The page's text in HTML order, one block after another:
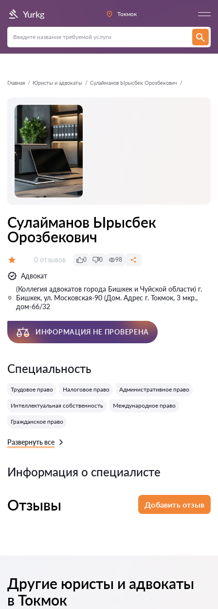
Yurkg Токмок
Главная Юристы и адвокаты Сулайманов Ырысбек Орозбекович
Назад
Сулайманов Ырысбек
Орозбекович
Отзывов:
0 отзывов 0 0 98
Адвокат
(Коллегия адвокатов города Бишкек и Чуйской области) г.
Бишкек, ул. Московская-90 (Дом. Адрес г. Токмок, 3 мкр.,
дом-66/32
ИНФОРМАЦИЯ НЕ ПРОВЕРЕНА
Специальность
Трудовое право Налоговое право Административное право
Интеллектуальная собственность Международное право
Гражданское право
Развернуть все
Информация о специалисте
Отзывы Добавить отзыв
Другие юристы и адвокаты
в Токмок